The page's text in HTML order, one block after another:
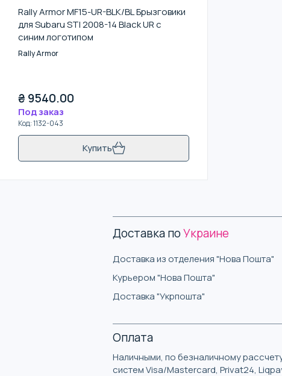
Rally Armor MF15-UR-BLK/BL Брызговики
для Subaru STI 2008-14 Black UR с
синим логотипом
Rally Armor
₴ 9540.00
Под заказ
Код:1132-043
Купить
Доставка поУкраине
Доставка из отделения "Нова Пошта"
Курьером "Нова Пошта"
Доставка "Укрпошта"
Оплата
Наличными, по безналичному
систем Visa/Mastercard, Privat24,